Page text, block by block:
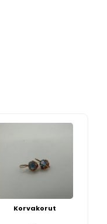
Korvakorut